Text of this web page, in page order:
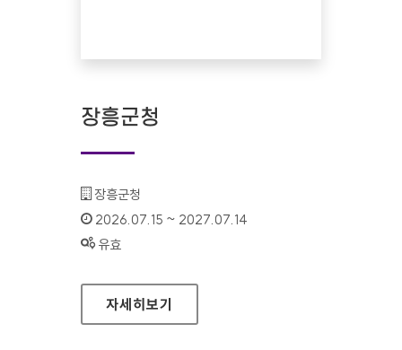
장흥군청
기관명 :
장흥군청
인증기간 :
2026.07.15 ~ 2027.07.14
상태 :
유효
장흥군청
자세히보기